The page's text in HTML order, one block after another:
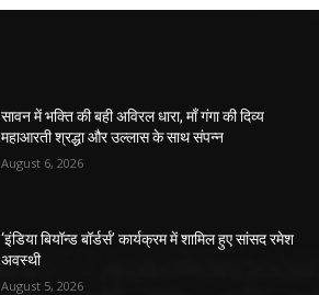
सावन में भक्ति की बही अविरल धारा, माँ गंगा की दिव्य
महाआरती श्रद्धा और उल्लास के साथ संपन्न
August 6, 2026
‘इंडिया बियॉन्ड बॉर्डर्स’ कार्यक्रम में शामिल हुए सांसद रमेश
अवस्थी
August 5, 2026